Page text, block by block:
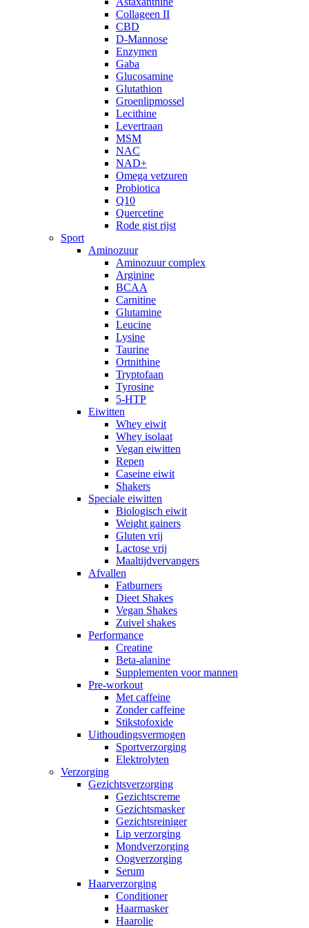
Collageen II
CBD
D-Mannose
Enzymen
Gaba
Glucosamine
Glutathion
Groenlipmossel
Lecithine
Levertraan
MSM
NAC
NAD+
Omega vetzuren
Probiotica
Q10
Quercetine
Rode gist rijst
Sport
Aminozuur
Aminozuur complex
Arginine
BCAA
Carnitine
Glutamine
Leucine
Lysine
Taurine
Ortnithine
Tryptofaan
Tyrosine
5-HTP
Eiwitten
Whey eiwit
Whey isolaat
Vegan eiwitten
Repen
Caseine eiwit
Shakers
Speciale eiwitten
Biologisch eiwit
Weight gainers
Gluten vrij
Lactose vrij
Maaltijdvervangers
Afvallen
Fatburners
Dieet Shakes
Vegan Shakes
Zuivel shakes
Performance
Creatine
Beta-alanine
Supplementen voor mannen
Pre-workout
Met caffeine
Zonder caffeine
Stikstofoxide
Uithoudingsvermogen
Sportverzorging
Elektrolyten
Verzorging
Gezichtsverzorging
Gezichtscreme
Gezichtsmasker
Gezichtsreiniger
Lip verzorging
Mondverzorging
Oogverzorging
Serum
Haarverzorging
Conditioner
Haarmasker
Haarolie